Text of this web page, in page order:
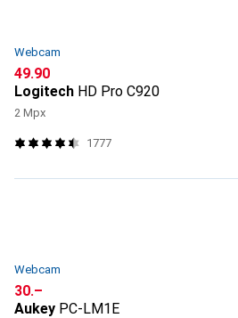
Webcam
CHF
49.90
Logitech HD Pro C920
2 Mpx
1777
Webcam
CHF
30.–
Aukey PC-LM1E